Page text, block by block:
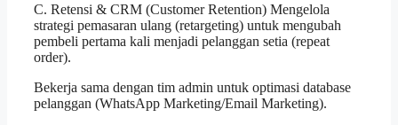
C. Retensi & CRM (Customer Retention) Mengelola
strategi pemasaran ulang (retargeting) untuk mengubah
pembeli pertama kali menjadi pelanggan setia (repeat
order).
Bekerja sama dengan tim admin untuk optimasi database
pelanggan (WhatsApp Marketing/Email Marketing).